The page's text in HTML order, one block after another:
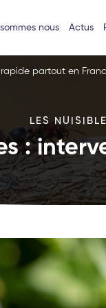
nous Actus
partout en
LES
: